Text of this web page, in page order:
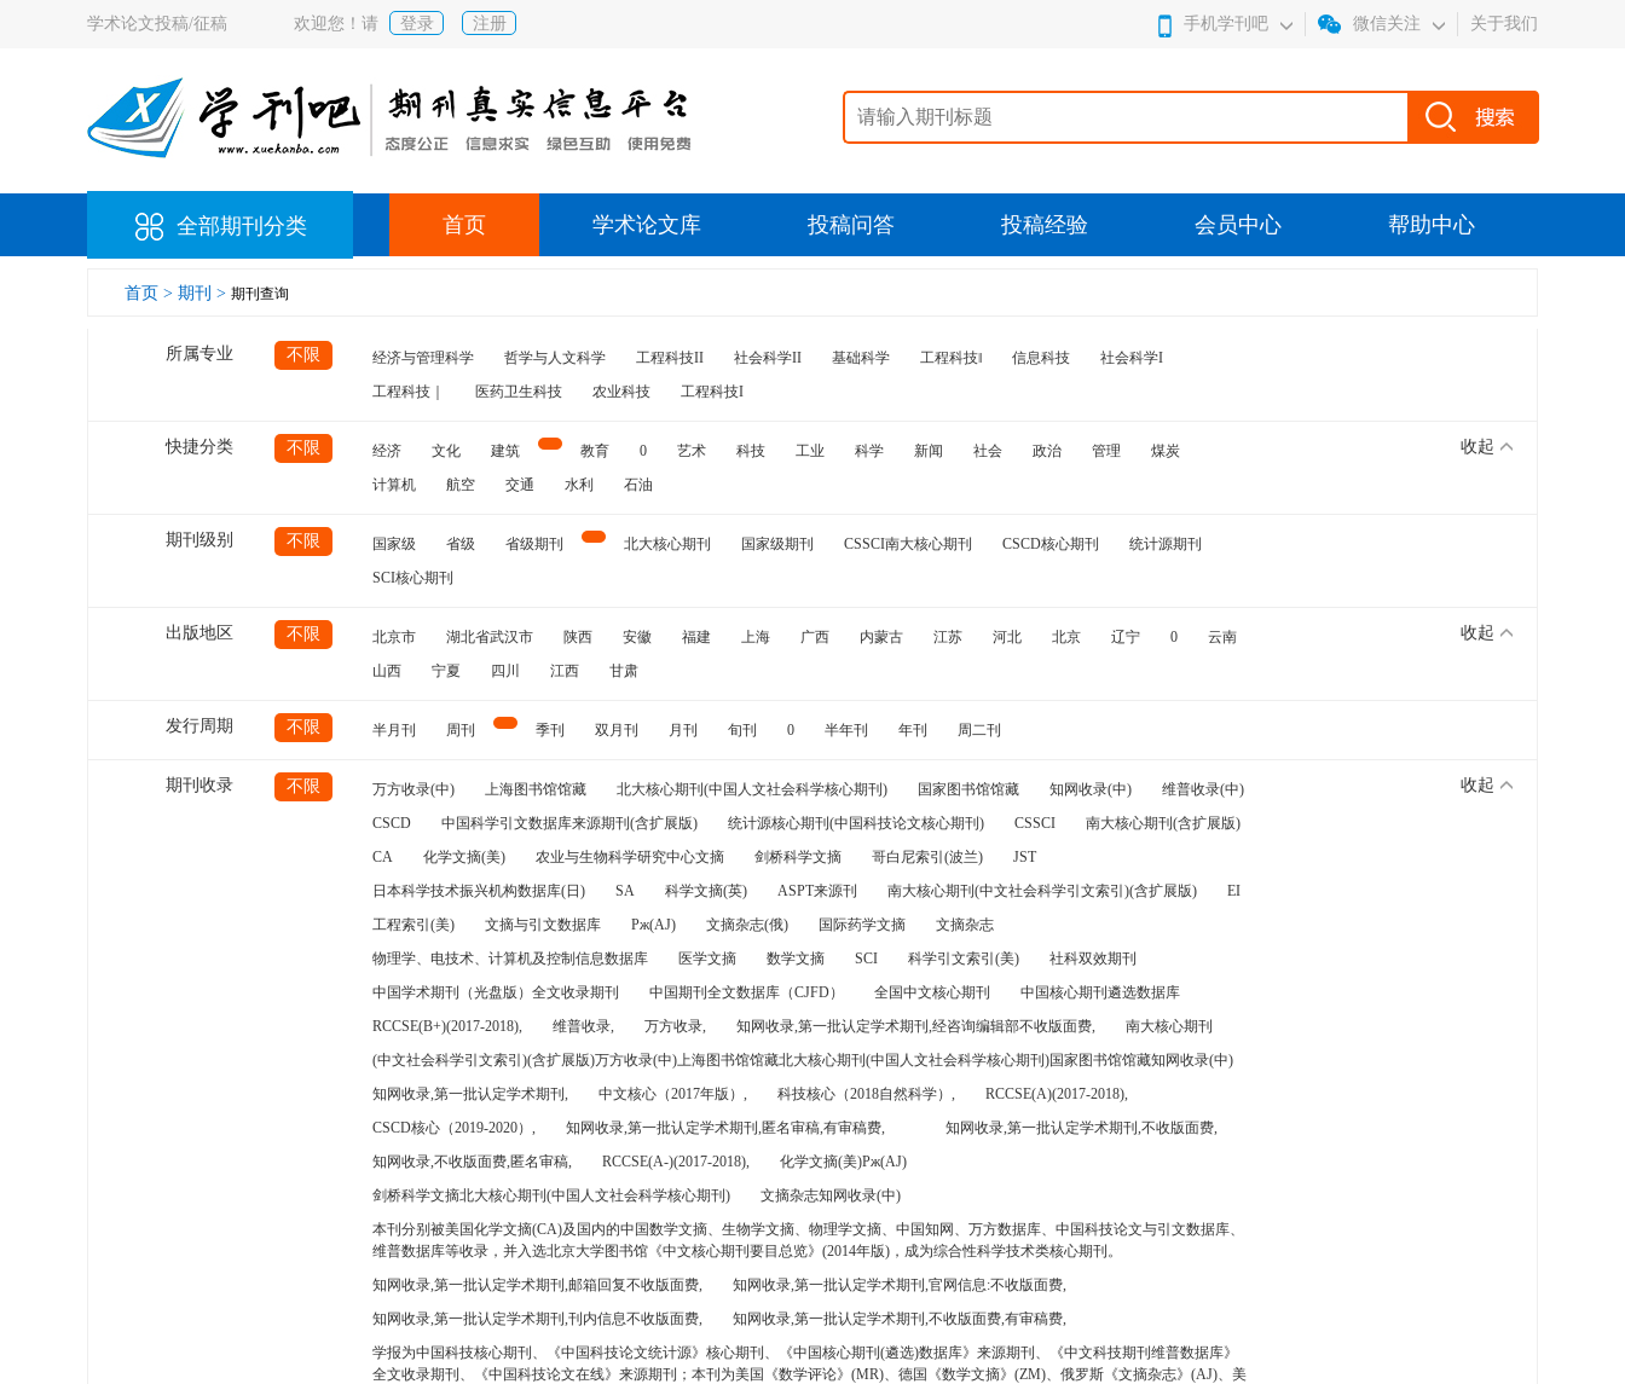
学术论文投稿/征稿 欢迎您！请 登录 注册 手机学刊吧 微信关注 关于我们
全部期刊分类 首页 学术论文库 投稿问答 投稿经验 会员中心 帮助中心
首页 > 期刊 > 期刊查询
所属专业 不限 经济与管理科学 哲学与人文科学 工程科技II 社会科学II 基础科学 工程科技‖ 信息科技
社会科学I
工程科技｜
医药卫生科技 农业科技 工程科技I
快捷分类 不限 经济 文化 建筑 教育 0 艺术 科技 工业 科学 新闻 社会 政治 管理
煤炭
计算机
航空 交通 水利 石油
收起
期刊级别 不限 国家级 省级 省级期刊 北大核心期刊 国家级期刊 CSSCI南大核心期刊 CSCD核心期刊
统计源期刊
SCI核心期刊
出版地区 不限 北京市 湖北省武汉市 陕西 安徽 福建 上海 广西 内蒙古 江苏 河北 北京 辽宁 0
云南
山西
宁夏 四川 江西 甘肃
收起
发行周期 不限 半月刊 周刊 季刊 双月刊 月刊 旬刊 0 半年刊 年刊 周二刊
期刊收录 不限 万方收录(中) 上海图书馆馆藏 北大核心期刊(中国人文社会科学核心期刊) 国家图书馆馆藏 知网收录(中)
维普收录(中)
CSCD
中国科学引文数据库来源期刊(含扩展版) 统计源核心期刊(中国科技论文核心期刊) CSSCI
南大核心期刊(含扩展版)
CA
化学文摘(美) 农业与生物科学研究中心文摘 剑桥科学文摘 哥白尼索引(波兰)
JST
日本科学技术振兴机构数据库(日)
SA 科学文摘(英) ASPT来源刊 南大核心期刊(中文社会科学引文索引)(含扩展版)
EI
工程索引(美)
文摘与引文数据库 Pж(AJ) 文摘杂志(俄) 国际药学文摘
文摘杂志
物理学、电技术、计算机及控制信息数据库
医学文摘 数学文摘 SCI 科学引文索引(美)
社科双效期刊
中国学术期刊（光盘版）全文收录期刊
中国期刊全文数据库（CJFD） 全国中文核心期刊
中国核心期刊遴选数据库
RCCSE(B+)(2017-2018),
维普收录, 万方收录, 知网收录,第一批认定学术期刊,经咨询编辑部不收版面费,
南大核心期刊
(中文社会科学引文索引)(含扩展版)万方收录(中)上海图书馆馆藏北大核心期刊(中国人文社会科学核心期刊)国家图书馆馆藏知网收录(中)
知网收录,第一批认定学术期刊,
中文核心（2017年版）, 科技核心（2018自然科学）,
RCCSE(A)(2017-2018),
CSCD核心（2019-2020）,
知网收录,第一批认定学术期刊,匿名审稿,有审稿费,
知网收录,第一批认定学术期刊,不收版面费,
知网收录,不收版面费,匿名审稿,
RCCSE(A-)(2017-2018),
化学文摘(美)Pж(AJ)
剑桥科学文摘北大核心期刊(中国人文社会科学核心期刊)
文摘杂志知网收录(中)
本刊分别被美国化学文摘(CA)及国内的中国数学文摘、生物学文摘、物理学文摘、中国知网、万方数据库、中国科技论文与引文数据库、
维普数据库等收录，并入选北京大学图书馆《中文核心期刊要目总览》(2014年版)，成为综合性科学技术类核心期刊。
知网收录,第一批认定学术期刊,邮箱回复不收版面费,
知网收录,第一批认定学术期刊,官网信息:不收版面费,
知网收录,第一批认定学术期刊,刊内信息不收版面费,
知网收录,第一批认定学术期刊,不收版面费,有审稿费,
学报为中国科技核心期刊、《中国科技论文统计源》核心期刊、《中国核心期刊(遴选)数据库》来源期刊、《中文科技期刊维普数据库》
全文收录期刊、《中国科技论文在线》来源期刊；本刊为美国《数学评论》(MR)、德国《数学文摘》(ZM)、俄罗斯《文摘杂志》(AJ)、美
收起